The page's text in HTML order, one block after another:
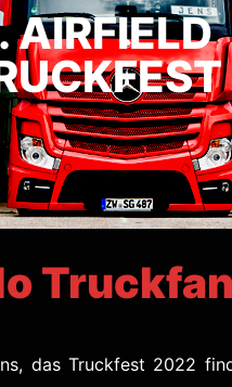
AIRFIELD
das Truckfest 2022